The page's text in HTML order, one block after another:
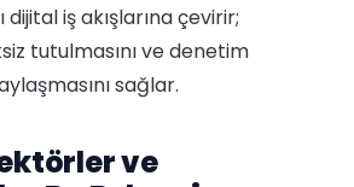
dijital iş akışlarına çevirir;
tutulmasını ve denetim
sağlar.
ve